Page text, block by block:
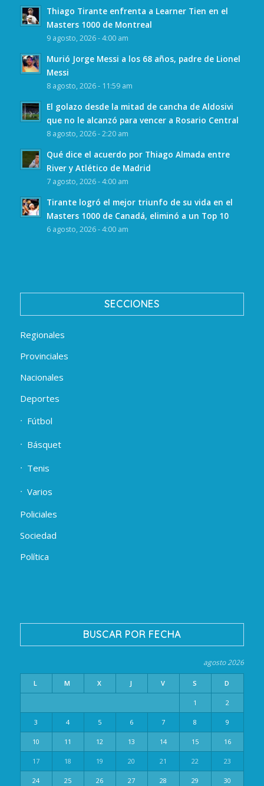
Thiago Tirante enfrenta a Learner Tien en el
Masters 1000 de Montreal
9 agosto, 2026 - 4:00 am
Murió Jorge Messi a los 68 años, padre de Lionel
Messi
8 agosto, 2026 - 11:59 am
El golazo desde la mitad de cancha de Aldosivi
que no le alcanzó para vencer a Rosario Central
8 agosto, 2026 - 2:20 am
Qué dice el acuerdo por Thiago Almada entre
River y Atlético de Madrid
7 agosto, 2026 - 4:00 am
Tirante logró el mejor triunfo de su vida en el
Masters 1000 de Canadá, eliminó a un Top 10
6 agosto, 2026 - 4:00 am
SECCIONES
Regionales
Provinciales
Nacionales
Deportes
Fútbol
Básquet
Tenis
Varios
Policiales
Sociedad
Política
BUSCAR POR FECHA
agosto 2026
L M X J V S D
1 2
3 4 5 6 7 8 9
10 11 12 13 14 15 16
17 18 19 20 21 22 23
24 25 26 27 28 29 30